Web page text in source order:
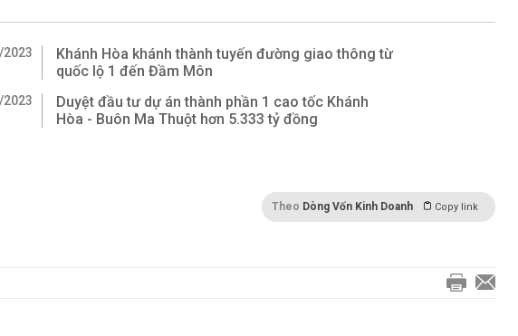
2023
Khánh Hòa khánh thành tuyến đường giao thông từ
quốc lộ 1 đến Đầm Môn
2023
Duyệt đầu tư dự án thành phần 1 cao tốc Khánh
Hòa - Buôn Ma Thuột hơn 5.333 tỷ đồng
Theo Dòng Vốn Kinh Doanh Copy link